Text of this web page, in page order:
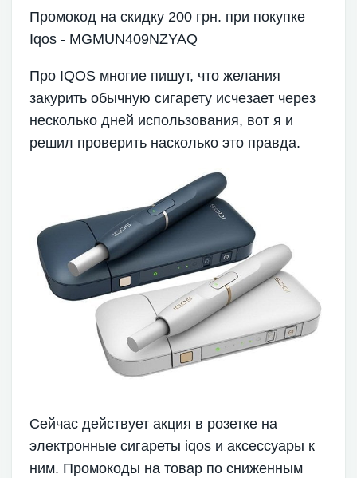
Промокод на скидку 200 грн. при покупке
Iqos - MGMUN409NZYAQ
Про IQOS многие пишут, что желания
закурить обычную сигарету исчезает через
несколько дней использования, вот я и
решил проверить насколько это правда.
Сейчас действует акция в розетке на
электронные сигареты iqos и аксессуары к
ним. Промокоды на товар по сниженным